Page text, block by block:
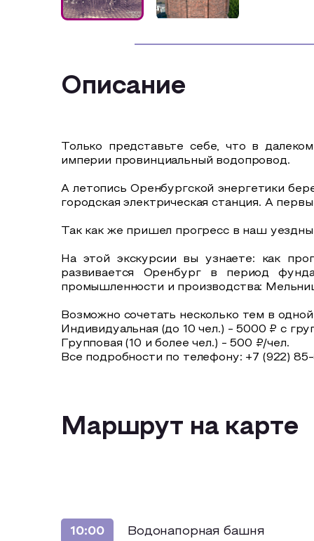
Описание
Только представьте себе, что в
империи провинциальный водопровод.
А летопись Оренбургской энергетики
городская электрическая станция. А
Так как же пришел прогресс в наш
На этой экскурсии вы узнаете: как
развивается Оренбург в период
промышленности и производства:
Возможно сочетать несколько тем в
Индивидуальная (до 10 чел.) - 5000 ₽ с
Групповая (10 и более чел.) - 500 ₽/чел.
Все подробности по телефону: +7 (922)
Маршрут на карте
10:00 Водонапорная башня